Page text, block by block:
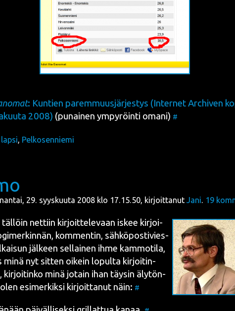
: Kun­tien parem­muus­jär­jes­tys (Inter­net Arc­hi­ven
2008) (punai­nen ympy­röin­ti oma­ni) #
lapsi Pelkosenniemi
29. syyskuuta 2008 klo 17.15.50, kirjoittanut Jani 19
täl­löin net­tiin kir­joit­te­le­vaan iskee kir­joi­
kom­men­tin, säh­kö­pos­ti­vies­
jäl­keen sel­lai­nen ihme kam­mo­ti­la,
minä nyt sit­ten oikein lopul­ta kir­joi­tin­
kir­joi­tin­ko minä jotain ihan täy­sin äly­tön­
olen esi­mer­kik­si kir­joit­ta­nut näin: #